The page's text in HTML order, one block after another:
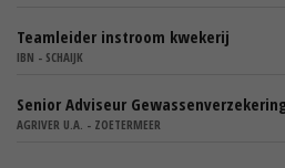
Teamleider instroom kwekerij
IBN - SCHAIJK
Senior Adviseur
AGRIVER U.A. - ZOETERMEER